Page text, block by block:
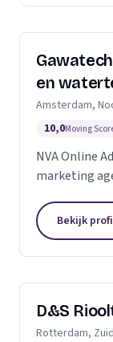
en
Amsterdam,
10,0Moving
NVA Online
marketing
team of
passionate...
Bekijk
D&S
Rotterdam,